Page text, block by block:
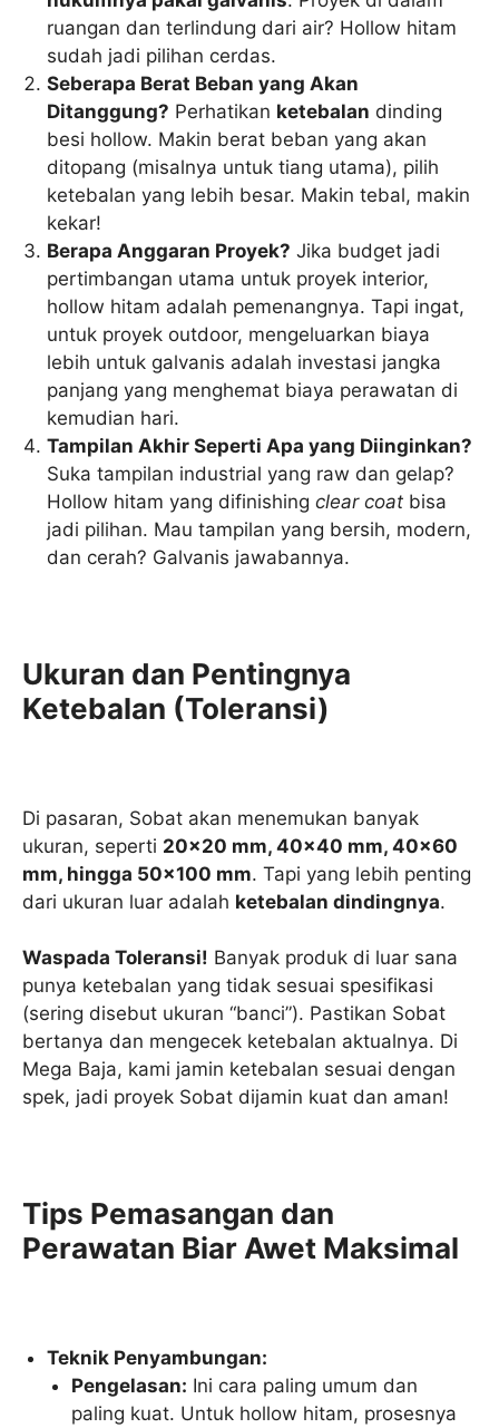
ruangan dan terlindung dari air? Hollow hitam
sudah jadi pilihan cerdas.
Seberapa Berat Beban yang Akan
Ditanggung? Perhatikan ketebalan dinding
besi hollow. Makin berat beban yang akan
ditopang (misalnya untuk tiang utama), pilih
ketebalan yang lebih besar. Makin tebal, makin
kekar!
Berapa Anggaran Proyek? Jika budget jadi
pertimbangan utama untuk proyek interior,
hollow hitam adalah pemenangnya. Tapi ingat,
untuk proyek outdoor, mengeluarkan biaya
lebih untuk galvanis adalah investasi jangka
panjang yang menghemat biaya perawatan di
kemudian hari.
Tampilan Akhir Seperti Apa yang Diinginkan?
Suka tampilan industrial yang raw dan gelap?
Hollow hitam yang difinishingclear coat bisa
jadi pilihan. Mau tampilan yang bersih, modern,
dan cerah? Galvanis jawabannya.
Ukuran dan Pentingnya
Ketebalan (Toleransi)
Di pasaran, Sobat akan menemukan banyak
ukuran, seperti 20×20 mm, 40×40 mm, 40×60
mm, hingga 50×100 mm. Tapi yang lebih penting
dari ukuran luar adalah ketebalan dindingnya.
Waspada Toleransi! Banyak produk di luar sana
punya ketebalan yang tidak sesuai spesifikasi
(sering disebut ukuran “banci”). Pastikan Sobat
bertanya dan mengecek ketebalan aktualnya. Di
Mega Baja, kami jamin ketebalan sesuai dengan
spek, jadi proyek Sobat dijamin kuat dan aman!
Tips Pemasangan dan
Perawatan Biar Awet Maksimal
Teknik Penyambungan:
Pengelasan: Ini cara paling umum dan
paling kuat. Untuk hollow hitam, prosesnya